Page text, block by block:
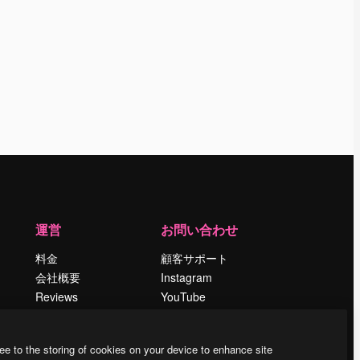
運営
料金
会社概要
Reviews
ブログ
お問い合わせ
顧客サポート
Instagram
YouTube
Discord
to the storing of cookies on your device to enhance site